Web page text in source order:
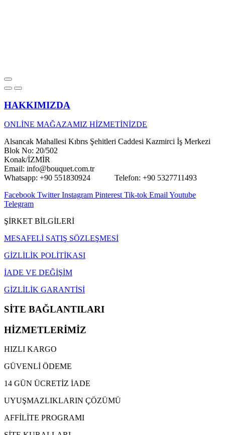
HAKKIMIZDA
ONLİNE MAĞAZAMIZ HİZMETİNİZDE
Alsancak Mahallesi Kıbrıs Şehitleri Caddesi Kazmirci İş Merkezi
Blok No: 20/502
Konak/İZMİR
Email: info@bouquet.com.tr
Whatsapp: +90 551830924 Telefon: +90 5327711493
Facebook Twitter Instagram Pinterest Tik-tok Email Youtube
Telegram
ŞİRKET BİLGİLERİ
MESAFELİ SATIŞ SÖZLEŞMESİ
GİZLİLİK POLİTİKASI
İADE VE DEĞİŞİM
GİZLİLİK GARANTİSİ
SİTE BAĞLANTILARI
HİZMETLERİMİZ
HIZLI KARGO
GÜVENLİ ÖDEME
14 GÜN ÜCRETİZ İADE
UYUŞMAZLIKLARIN ÇÖZÜMÜ
AFFİLİTE PROGRAMI